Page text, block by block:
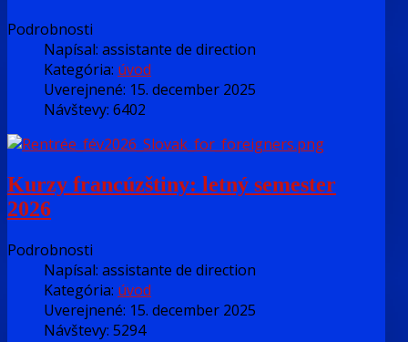
Podrobnosti
Napísal: assistante de direction
Kategória: úvod
Uverejnené: 15. december 2025
Návštevy: 6402
Kurzy francúzštiny: letný semester
2026
Podrobnosti
Napísal: assistante de direction
Kategória: úvod
Uverejnené: 15. december 2025
Návštevy: 5294